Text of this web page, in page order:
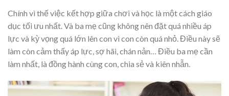
Chính vì thế việc kết hợp giữa chơi và học là một cách giáo
dục tối ưu nhất. Và ba mẹ cũng không nên đặt quá nhiều áp
lực và kỳ vọng quá lớn lên con vì con còn quá nhỏ. Điều này sẽ
làm còn cảm thấy áp lực, sợ hãi, chán nản… Điều ba mẹ cần
làm nhất, là đồng hành cùng con, chia sẻ và kiên nhẫn.